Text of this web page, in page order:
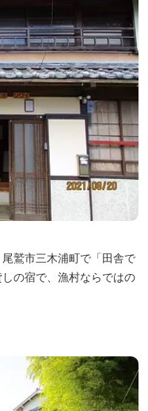
鷲市三木浦町で「田舎で
の宿で、漁村ならではの